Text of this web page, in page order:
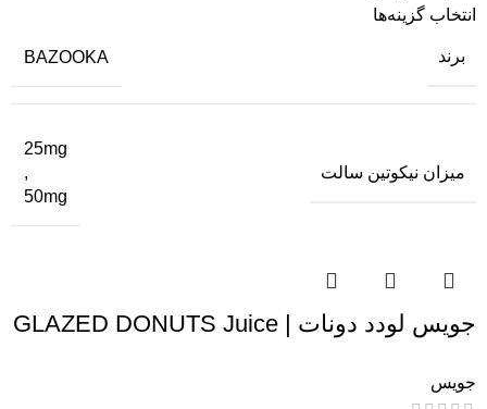
انتخاب گزینه‌ها
برند BAZOOKA
میزان نیکوتین سالت
25mg
,
50mg
جویس لودد دونات | GLAZED DONUTS Juice
جویس